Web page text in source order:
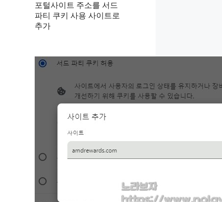
포털사이트 주소를 서드
파티 쿠키 사용 사이트로
추가